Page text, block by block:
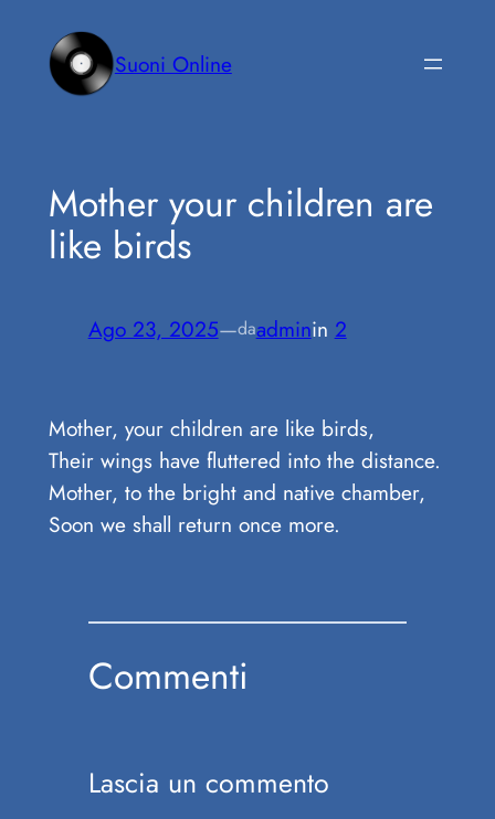
contenuto
Suoni Online
Mother your children are
like birds
Ago 23, 2025—daadminin 2
Mother, your children are like birds,
Their wings have fluttered into the distance.
Mother, to the bright and native chamber,
Soon we shall return once more.
Commenti
Lascia un commento